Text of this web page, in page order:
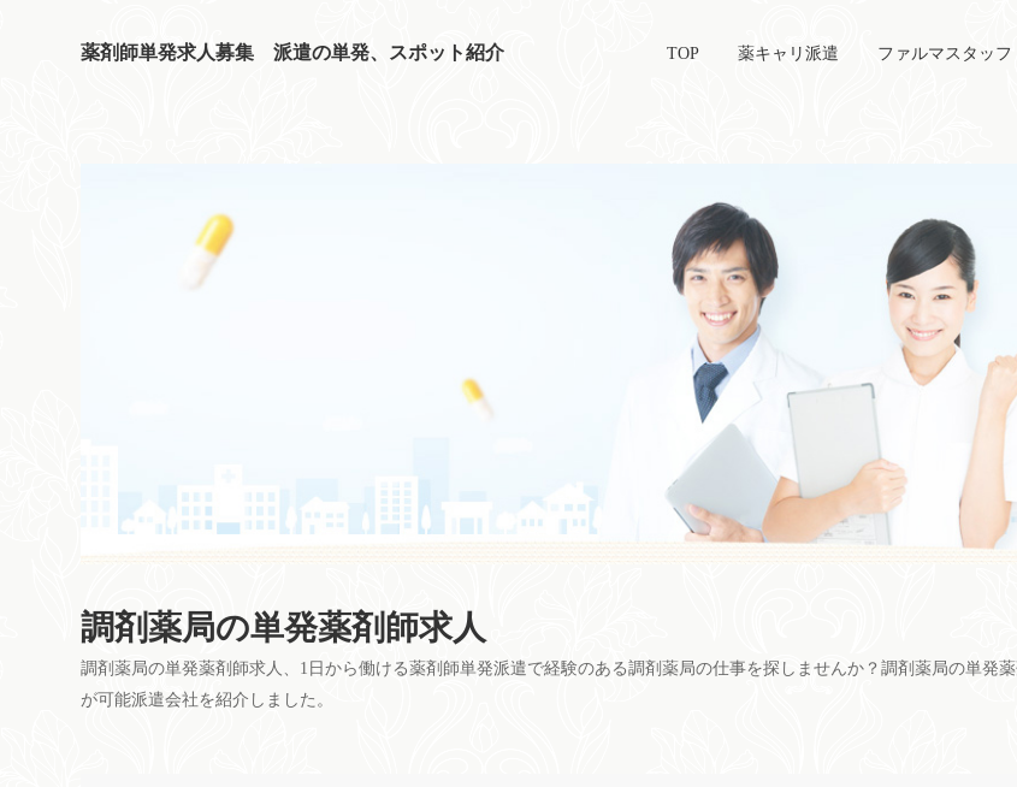
薬剤師単発求人募集 派遣の単発、スポット紹介 TOP 薬キャリ派遣 ファルマスタッフ
調剤薬局の単発薬剤師求人
調剤薬局の単発薬剤師求人、1日から働ける薬剤師単発派遣で経験のある調剤薬局の仕事を探しませんか？調剤薬局の単発
が可能派遣会社を紹介しました。